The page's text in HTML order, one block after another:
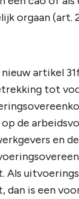
orgaan (art.
artikel
tot
de
en
Als
dan is een